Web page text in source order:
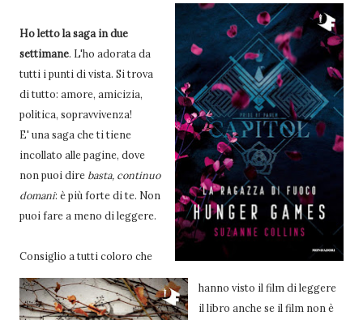
Ho letto la saga in due
settimane. L'ho adorata da
tutti i punti di vista. Si trova
di tutto: amore, amicizia,
politica, sopravvivenza!
E' una saga che ti tiene
incollato alle pagine, dove
non puoi dire basta, continuo
domani: è più forte di te. Non
puoi fare a meno di leggere.
Consiglio a tutti coloro che
hanno visto il film di leggere
il libro anche se il film non è